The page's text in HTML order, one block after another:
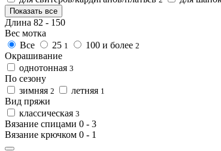
Показать все
Длина 82 - 150
Вес мотка
Все
25 1 100 и более 2
Окрашивание
однотонная 3
По сезону
зимняя 2 летняя 1
Вид пряжи
классическая 3
Вязание спицами 0 - 3
Вязание крючком 0 - 1